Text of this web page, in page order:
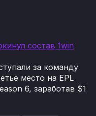
состав 1win
за команду
место на EPL
6, заработав $1